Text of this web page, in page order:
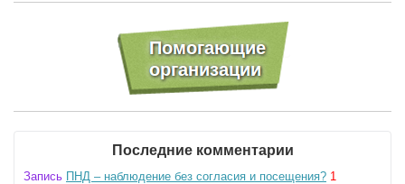
Последние комментарии
Запись ПНД – наблюдение без согласия и посещения? 1